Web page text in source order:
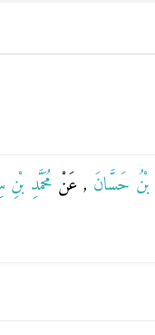
بْنُ حَسَّانَ , عَنْ مُحَمَّدِ بْنِ